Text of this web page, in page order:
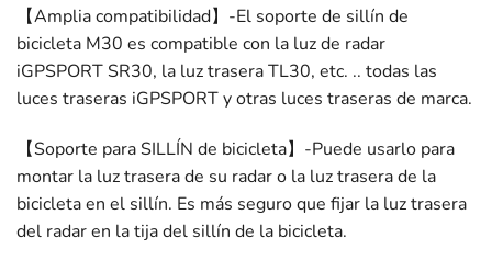
【Amplia compatibilidad】-El soporte de sillín de
bicicleta M30 es compatible con la luz de radar
iGPSPORT SR30, la luz trasera TL30, etc. .. todas las
luces traseras iGPSPORT y otras luces traseras de marca.
【Soporte para SILLÍN de bicicleta】-Puede usarlo para
montar la luz trasera de su radar o la luz trasera de la
bicicleta en el sillín. Es más seguro que fijar la luz trasera
del radar en la tija del sillín de la bicicleta.